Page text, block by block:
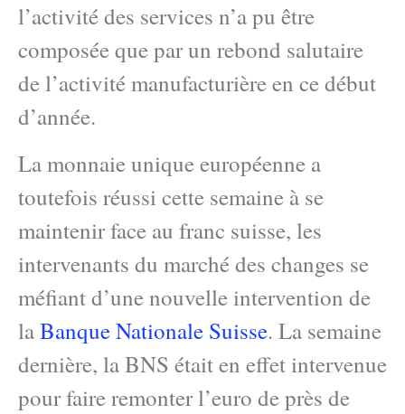
l’activité des services n’a pu être
composée que par un rebond salutaire
de l’activité manufacturière en ce début
d’année.
La monnaie unique européenne a
toutefois réussi cette semaine à se
maintenir face au franc suisse, les
intervenants du marché des changes se
méfiant d’une nouvelle intervention de
laBanque Nationale Suisse. La semaine
dernière, la BNS était en effet intervenue
pour faire remonter l’euro de près de